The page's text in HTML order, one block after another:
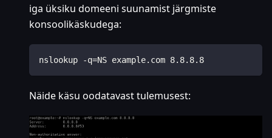
iga üksiku domeeni suunamist järgmiste
konsoolikäskudega:
nslookup -q=NS example.com 8.8.8.8
Näide käsu oodatavast tulemusest: